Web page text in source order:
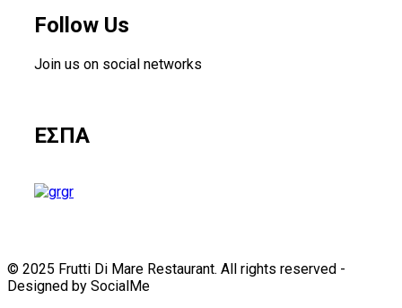
Follow Us
Join us on social networks
ΕΣΠΑ
gr
© 2025 Frutti Di Mare Restaurant. All rights reserved -
Designed by SocialMe